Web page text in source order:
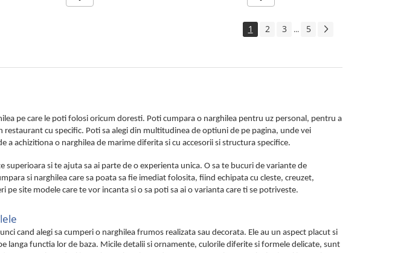
1 2 3 ... 5
pe care le poti folosi oricum doresti. Poti cumpara o narghilea pentru uz personal, pentru a
cu specific. Poti sa alegi din multitudinea de optiuni de pe pagina, unde vei
a achizitiona o narghilea de marime diferita si cu accesorii si structura specifice.
superioara si te ajuta sa ai parte de o experienta unica. O sa te bucuri de variante de
si narghilea care sa poata sa fie imediat folosita, fiind echipata cu cleste, creuzet,
site modele care te vor incanta si o sa poti sa ai o varianta care ti se potriveste.
cand alegi sa cumperi o narghilea frumos realizata sau decorata. Ele au un aspect placut si
langa functia lor de baza. Micile detalii si ornamente, culorile diferite si formele delicate, sunt